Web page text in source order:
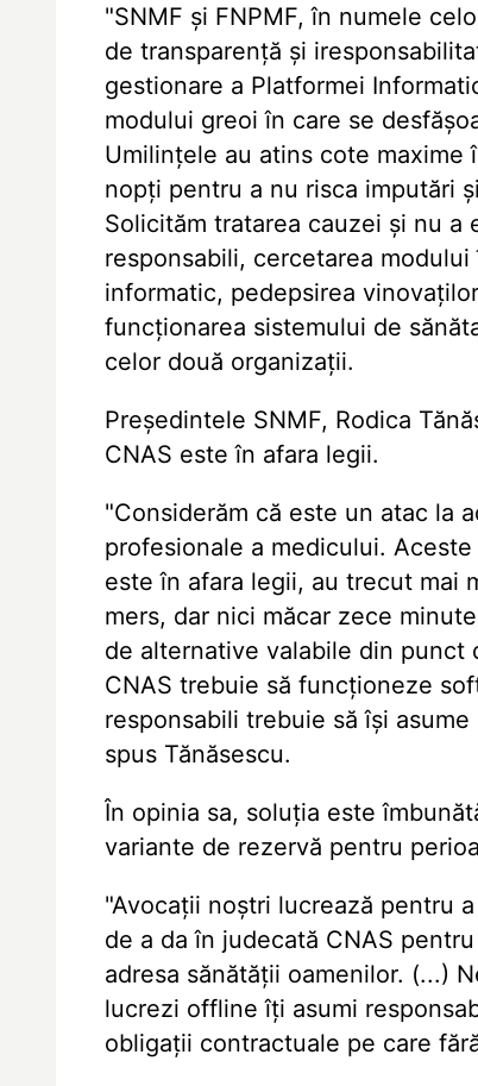
"SNMF și FNPMF, în numele
de transparență și
gestionare a Platformei
modului greoi în care se
Umilințele au atins cote
nopți pentru a nu risca imputări
Solicităm tratarea cauzei și nu
responsabili, cercetarea
informatic, pedepsirea
funcționarea sistemului de
celor două organizații.
Președintele SNMF, Rodica
CNAS este în afara legii.
"Considerăm că este un atac la
profesionale a medicului.
este în afara legii, au trecut mai
mers, dar nici măcar zece
de alternative valabile din punct
CNAS trebuie să funcționeze
responsabili trebuie să își
spus Tănăsescu.
În opinia sa, soluția este
variante de rezervă pentru
"Avocații noștri lucrează pentru
de a da în judecată CNAS
adresa sănătății oamenilor. (...)
lucrezi offline îți asumi
obligații contractuale pe care